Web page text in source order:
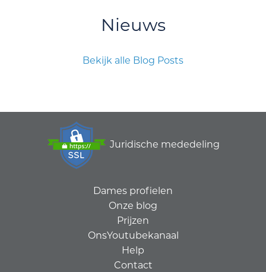
Nieuws
Bekijk alle Blog Posts
Juridische mededeling
Dames profielen
Onze blog
Prijzen
OnsYoutubekanaal
Help
Contact